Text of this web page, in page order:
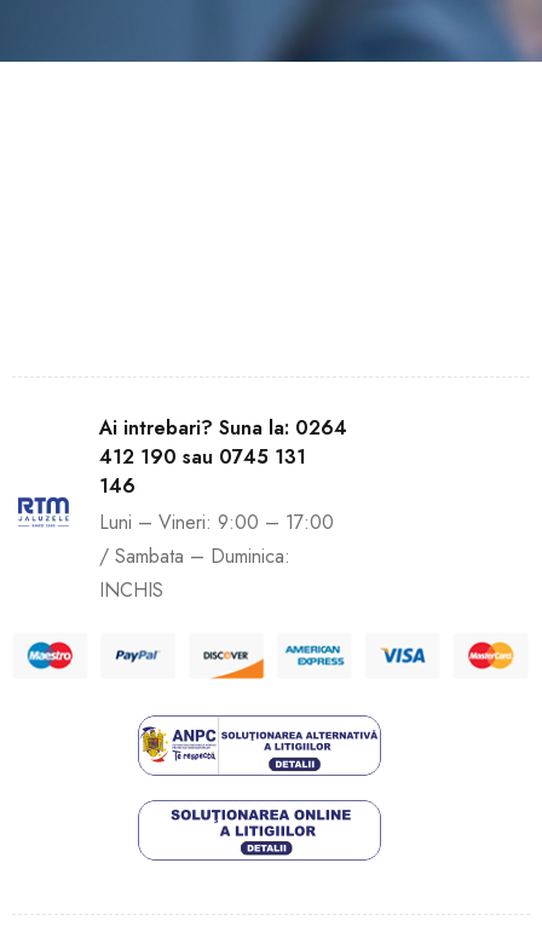
Ai intrebari? Suna la: 0264
412 190 sau 0745 131
146
Luni – Vineri: 9:00 – 17:00
/ Sambata – Duminica:
INCHIS